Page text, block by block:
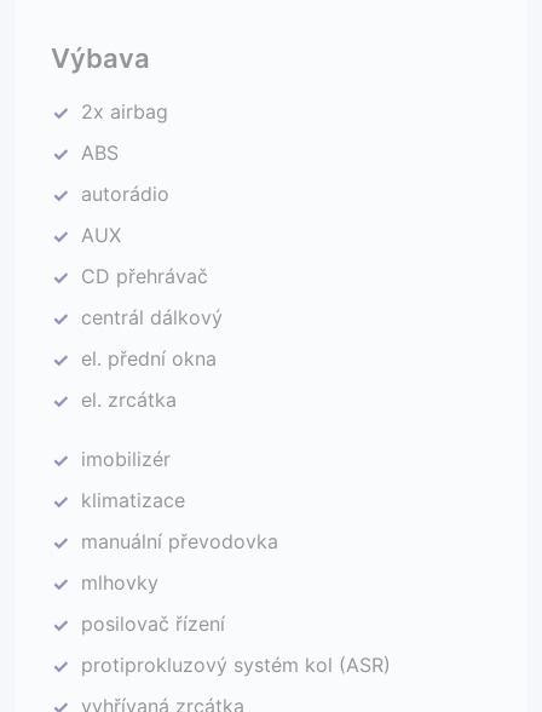
Výbava
✓ 2x airbag
✓ ABS
✓ autorádio
✓ AUX
✓ CD přehrávač
✓ centrál dálkový
✓ el. přední okna
✓ el. zrcátka
✓ imobilizér
✓ klimatizace
✓ manuální převodovka
✓ mlhovky
✓ posilovač řízení
✓ protiprokluzový systém kol (ASR)
vyhřívaná zrcátka